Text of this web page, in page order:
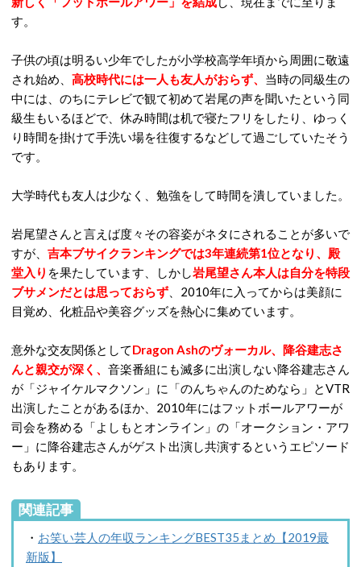
す。
子供の頃は明るい少年でしたが小学校高学年頃から周囲に敬遠
され始め、 高校時代には一人も友人がおらず、 当時の同級生の
中には、のちにテレビで観て初めて岩尾の声を聞いたという同
級生もいるほどで、休み時間は机で寝たフリをしたり、ゆっく
り時間を掛けて手洗い場を往復するなどして過ごしていたそう
です。
大学時代も友人は少なく、勉強をして時間を潰していました。
岩尾望さんと言えば度々その容姿がネタにされることが多いで
すが、 吉本ブサイクランキングでは3年連続第1位となり、殿
堂入り を果たしています、しかし岩尾望さん本人は自分を特段
ブサメンだとは思っておらず 、2010年に入ってからは美顔に
目覚め、化粧品や美容グッズを熱心に集めています。
意外な交友関係としてDragon Ashのヴォーカル、降谷建志さ
んと親交が深く、 音楽番組にも滅多に出演しない降谷建志さん
が「ジャイケルマクソン」に「のんちゃんのためなら」とVTR
出演したことがあるほか、2010年にはフットボールアワーが
司会を務める「よしもとオンライン」の「オークション・アワ
ー」に降谷建志さんがゲスト出演し共演するというエピソード
もあります。
関連記事
・ お笑い芸人の年収ランキングBEST35まとめ【2019最
新版】